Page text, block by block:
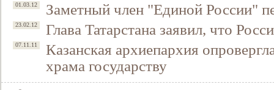
01.03.12 Заметный член "Единой России"
23.02.12 Глава Татарстана заявил, что
07.11.11
Казанская архиепархия
храма государству